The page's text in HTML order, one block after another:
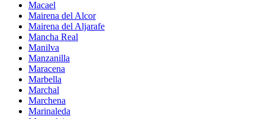
Macael
Mairena del Alcor
Mairena del Aljarafe
Mancha Real
Manilva
Manzanilla
Maracena
Marbella
Marchal
Marchena
Marinaleda